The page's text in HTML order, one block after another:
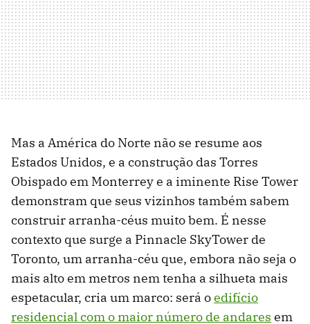
Mas a América do Norte não se resume aos
Estados Unidos, e a construção das Torres
Obispado em Monterrey e a iminente Rise Tower
demonstram que seus vizinhos também sabem
construir arranha-céus muito bem. É nesse
contexto que surge a Pinnacle SkyTower de
Toronto, um arranha-céu que, embora não seja o
mais alto em metros nem tenha a silhueta mais
espetacular, cria um marco: será oedifício
residencial com o maior número de andares em